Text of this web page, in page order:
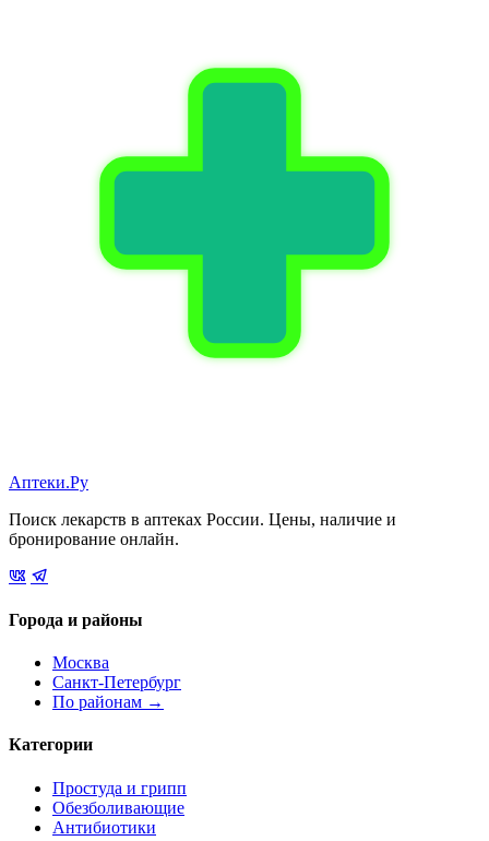
Аптеки.Ру
Поиск лекарств в аптеках России. Цены, наличие и
бронирование онлайн.
Города и районы
Москва
Санкт-Петербург
По районам →
Категории
Простуда и грипп
Обезболивающие
Антибиотики